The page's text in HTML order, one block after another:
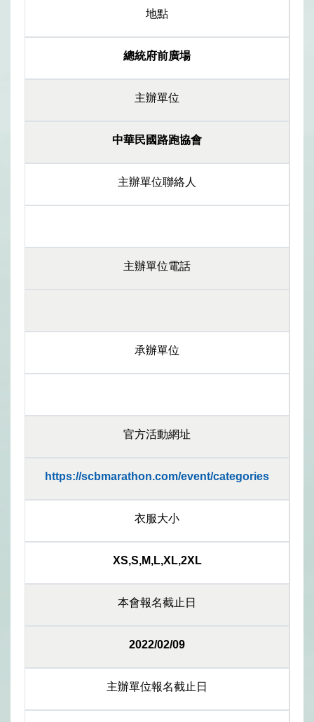
地點
總統府前廣場
主辦單位
中華民國路跑協會
主辦單位聯絡人
主辦單位電話
承辦單位
官方活動網址
https://scbmarathon.com/event/categories
衣服大小
XS,S,M,L,XL,2XL
本會報名截止日
2022/02/09
主辦單位報名截止日